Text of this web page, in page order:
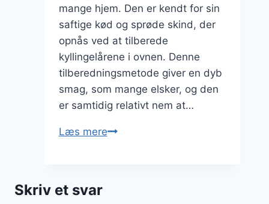
mange hjem. Den er kendt for sin
saftige kød og sprøde skind, der
opnås ved at tilberede
kyllingelårene i ovnen. Denne
tilberedningsmetode giver en dyb
smag, som mange elsker, og den
er samtidig relativt nem at…
Læs mereKyllingelår
Skriv et svar